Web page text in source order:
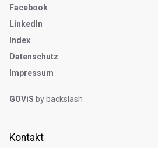
Kontakt
Facebook
LinkedIn
Index
Datenschutz
Impressum
GOViS by backslash